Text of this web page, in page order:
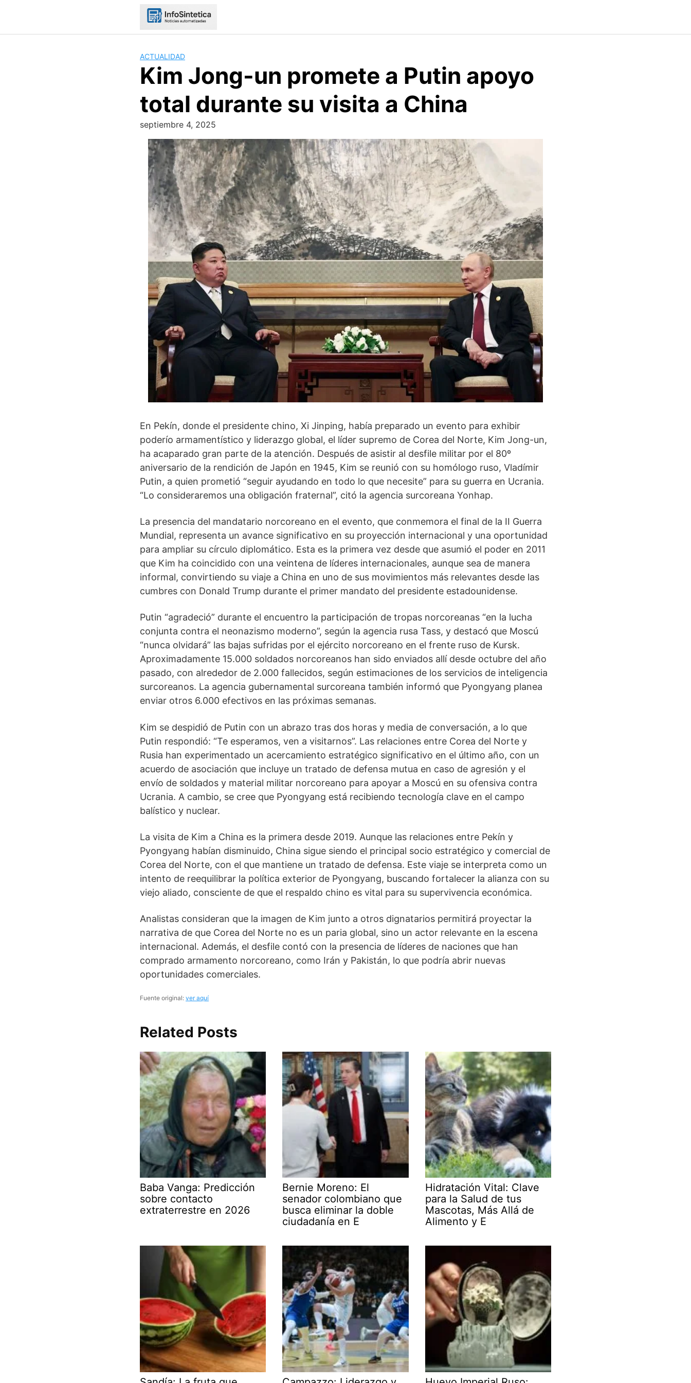
ACTUALIDAD
Kim Jong-un promete a Putin apoyo
total durante su visita a China
septiembre 4, 2025
En Pekín, donde el presidente chino, Xi Jinping, había preparado un evento para exhibir
poderío armamentístico y liderazgo global, el líder supremo de Corea del Norte, Kim Jong-un,
ha acaparado gran parte de la atención. Después de asistir al desfile militar por el 80º
aniversario de la rendición de Japón en 1945, Kim se reunió con su homólogo ruso, Vladímir
Putin, a quien prometió “seguir ayudando en todo lo que necesite” para su guerra en Ucrania.
“Lo consideraremos una obligación fraternal”, citó la agencia surcoreana Yonhap.
La presencia del mandatario norcoreano en el evento, que conmemora el final de la II Guerra
Mundial, representa un avance significativo en su proyección internacional y una oportunidad
para ampliar su círculo diplomático. Esta es la primera vez desde que asumió el poder en 2011
que Kim ha coincidido con una veintena de líderes internacionales, aunque sea de manera
informal, convirtiendo su viaje a China en uno de sus movimientos más relevantes desde las
cumbres con Donald Trump durante el primer mandato del presidente estadounidense.
Putin “agradeció” durante el encuentro la participación de tropas norcoreanas “en la lucha
conjunta contra el neonazismo moderno”, según la agencia rusa Tass, y destacó que Moscú
“nunca olvidará” las bajas sufridas por el ejército norcoreano en el frente ruso de Kursk.
Aproximadamente 15.000 soldados norcoreanos han sido enviados allí desde octubre del año
pasado, con alrededor de 2.000 fallecidos, según estimaciones de los servicios de inteligencia
surcoreanos. La agencia gubernamental surcoreana también informó que Pyongyang planea
enviar otros 6.000 efectivos en las próximas semanas.
Kim se despidió de Putin con un abrazo tras dos horas y media de conversación, a lo que
Putin respondió: “Te esperamos, ven a visitarnos”. Las relaciones entre Corea del Norte y
Rusia han experimentado un acercamiento estratégico significativo en el último año, con un
acuerdo de asociación que incluye un tratado de defensa mutua en caso de agresión y el
envío de soldados y material militar norcoreano para apoyar a Moscú en su ofensiva contra
Ucrania. A cambio, se cree que Pyongyang está recibiendo tecnología clave en el campo
balístico y nuclear.
La visita de Kim a China es la primera desde 2019. Aunque las relaciones entre Pekín y
Pyongyang habían disminuido, China sigue siendo el principal socio estratégico y comercial de
Corea del Norte, con el que mantiene un tratado de defensa. Este viaje se interpreta como un
intento de reequilibrar la política exterior de Pyongyang, buscando fortalecer la alianza con su
viejo aliado, consciente de que el respaldo chino es vital para su supervivencia económica.
Analistas consideran que la imagen de Kim junto a otros dignatarios permitirá proyectar la
narrativa de que Corea del Norte no es un paria global, sino un actor relevante en la escena
internacional. Además, el desfile contó con la presencia de líderes de naciones que han
comprado armamento norcoreano, como Irán y Pakistán, lo que podría abrir nuevas
oportunidades comerciales.
Fuente original: ver aquí
Related Posts
Baba Vanga: Predicción
sobre contacto
extraterrestre en 2026
Bernie Moreno: El
senador colombiano que
busca eliminar la doble
ciudadanía en E
Hidratación Vital: Clave
para la Salud de tus
Mascotas, Más Allá de
Alimento y E